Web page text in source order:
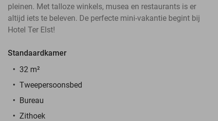
pleinen. Met talloze winkels, musea en restaurants is er
altijd iets te beleven. De perfecte mini-vakantie begint bij
Hotel Ter Elst!
Standaardkamer
32 m²
Tweepersoonsbed
Bureau
Zithoek